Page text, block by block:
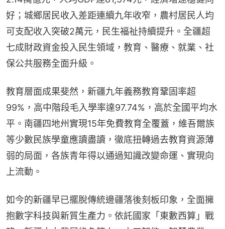
好；城鄉居民收入差距連續九年收窄，農村居民人均
可支配收入突破2萬元，民生福祉持續提升。全疆超
七成財政資金投入民生領域，教育、醫療、就業、社
保公共服務全面升級。
教育層面成果斐然，新疆九年義務教育鞏固率超
99%，高中階段毛入學率達97.74%，高於全國平均水
平。南疆四地州實現15年免費教育全覆蓋，維吾爾族
等少數民族學童應讀盡讀，徹底扭轉過去教育資源薄
弱的局面，各族青年得以通過知識改變命運、實現向
上流動。
如今的新疆早已擺脫傳統邊疆落後刻板印象，全面擁
抱數字科技與新質生產力。依託國家「東數西算」戰